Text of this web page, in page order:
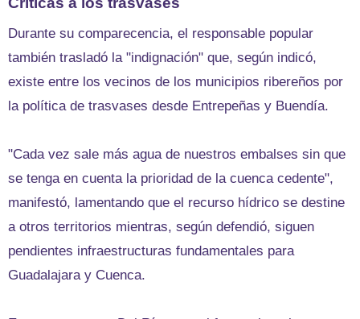
Durante su comparecencia, el responsable popular
también trasladó la "indignación" que, según indicó,
existe entre los vecinos de los municipios ribereños por
la política de trasvases desde Entrepeñas y Buendía.
"Cada vez sale más agua de nuestros embalses sin que
se tenga en cuenta la prioridad de la cuenca cedente",
manifestó, lamentando que el recurso hídrico se destine
a otros territorios mientras, según defendió, siguen
pendientes infraestructuras fundamentales para
Guadalajara y Cuenca.